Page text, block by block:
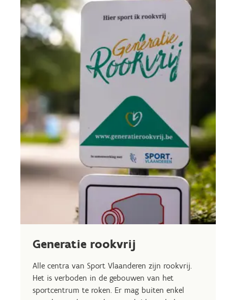
Generatie rookvrij
Alle centra van Sport Vlaanderen zijn rookvrij.
Het is verboden in de gebouwen van het
sportcentrum te roken. Er mag buiten enkel